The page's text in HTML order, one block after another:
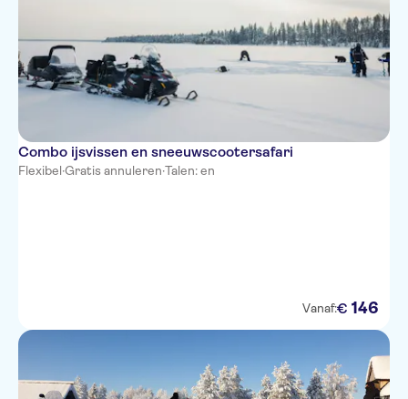
Combo ijsvissen en sneeuwscootersafari
Flexibel·Gratis annuleren·Talen: en
Vanaf:€ 146